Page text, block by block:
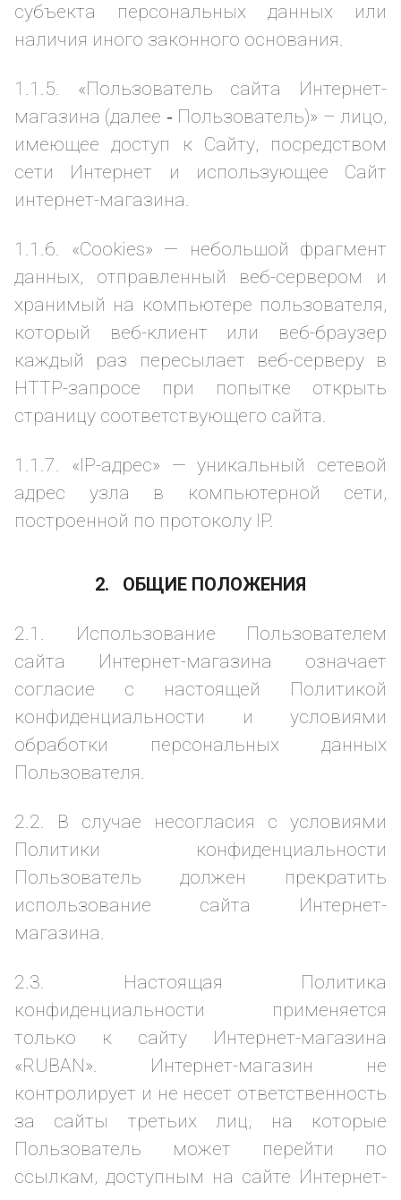
субъекта персональных данных или
наличия иного законного основания.
1.1.5. «Пользователь сайта Интернет-
магазина (далее ‑ Пользователь)» – лицо,
имеющее доступ к Сайту, посредством
сети Интернет и использующее Сайт
интернет-магазина.
1.1.6. «Cookies» — небольшой фрагмент
данных, отправленный веб-сервером и
хранимый на компьютере пользователя,
который веб-клиент или веб-браузер
каждый раз пересылает веб-серверу в
HTTP-запросе при попытке открыть
страницу соответствующего сайта.
1.1.7. «IP-адрес» — уникальный сетевой
адрес узла в компьютерной сети,
построенной по протоколу IP.
2. ОБЩИЕ ПОЛОЖЕНИЯ
2.1. Использование Пользователем
сайта Интернет-магазина означает
согласие с настоящей Политикой
конфиденциальности и условиями
обработки персональных данных
Пользователя.
2.2. В случае несогласия с условиями
Политики конфиденциальности
Пользователь должен прекратить
использование сайта Интернет-
магазина.
2.3. Настоящая Политика
конфиденциальности применяется
только к сайту Интернет-магазина
«RUBAN». Интернет-магазин не
контролирует и не несет ответственность
за сайты третьих лиц, на которые
Пользователь может перейти по
ссылкам, доступным на сайте Интернет-